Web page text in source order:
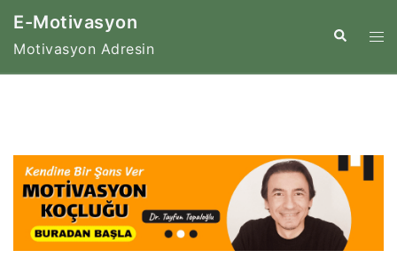
İçeriğe
E-Motivasyon
Motivasyon Adresin
Search